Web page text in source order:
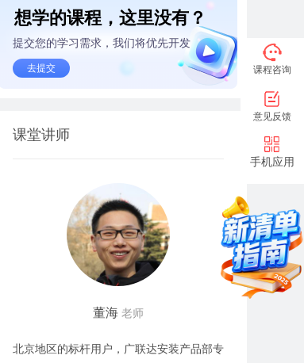
想学的课程，这里没有？
提交您的学习需求，我们将优先开发
去提交
课堂讲师
董海 老师
北京地区的标杆用户，广联达安装产品部专
课程咨询
意见反馈
手机应用